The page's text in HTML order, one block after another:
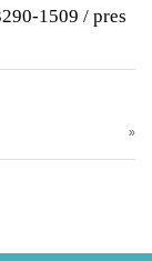
1509 / pres
»